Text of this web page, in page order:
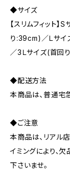
◆サイズ
【スリムフィット
り:39cm)／Ｌサ
／3Ｌサイズ(首回
◆配送方法
本商品は、普通宅
◆ご注意
本商品は、リアル
イミングにより、
下さいませ。